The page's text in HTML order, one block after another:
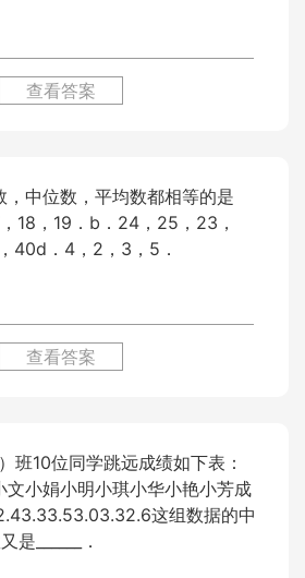
查看答案
，中位数，平均数都相等的是
18，19．b．24，25，23，
40d．4，2，3，5．
查看答案
班10位同学跳远成绩如下表：
文小娟小明小琪小华小艳小芳成
这组数据的中
是______．